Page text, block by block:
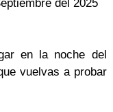
en la noche del
vuelvas a probar